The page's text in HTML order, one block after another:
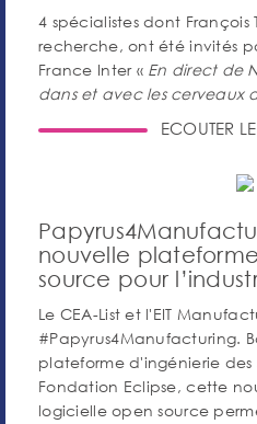
4 spécialistes dont François
recherche, ont été invités
France Inter « En direct de
dans et avec les cerveaux
ECOUTER
nouvelle
source pour
Le CEA-List et l'EIT
#Papyrus4Manufacturing.
plateforme d'ingénierie des
Fondation Eclipse, cette
logicielle open source